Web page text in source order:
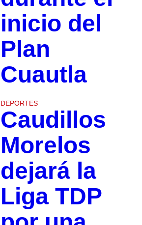
inicio del
Plan
Cuautla
DEPORTES
Caudillos
Morelos
dejará la
Liga TDP